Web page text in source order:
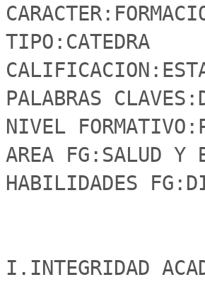
TIPO:CATEDRA
PALABRAS
NIVEL
AREA FG:SALUD Y
HABILIDADES
I.INTEGRIDAD